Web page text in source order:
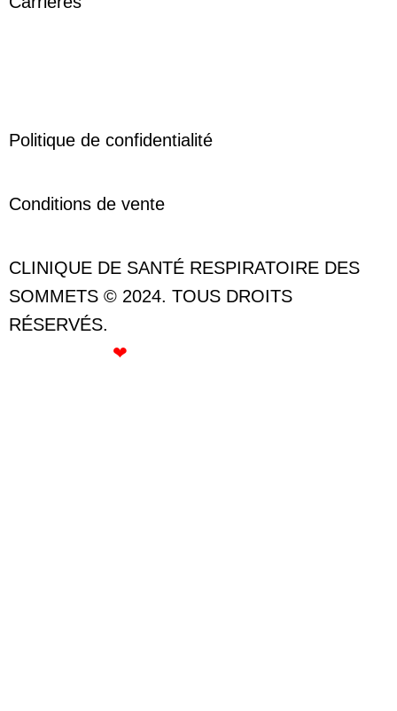
Politique de confidentialité
Conditions de vente
CLINIQUE DE SANTÉ RESPIRATOIRE DES
SOMMETS © 2024. TOUS DROITS
RÉSERVÉS.
❤